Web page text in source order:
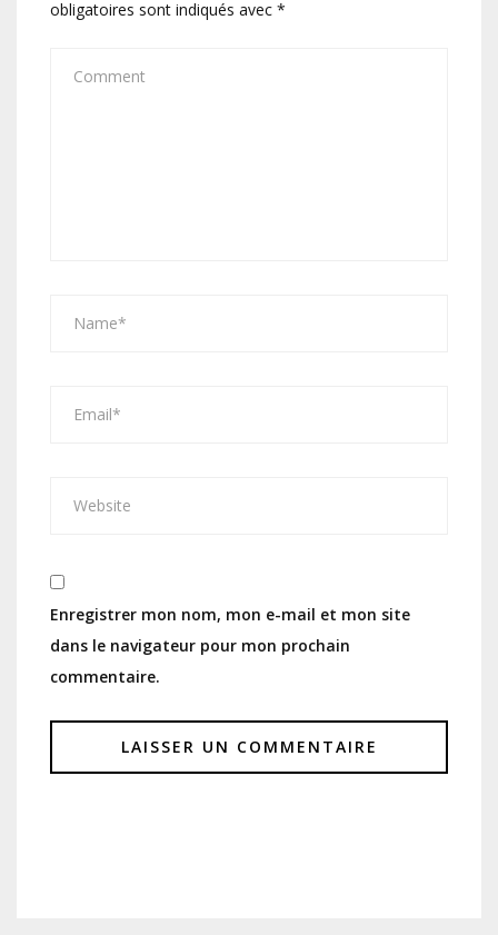
obligatoires sont indiqués avec *
Enregistrer mon nom, mon e-mail et mon site
dans le navigateur pour mon prochain
commentaire.